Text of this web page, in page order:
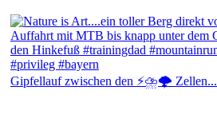
Gipfellauf zwischen den ⚡⛈️🌩️ Zellen...